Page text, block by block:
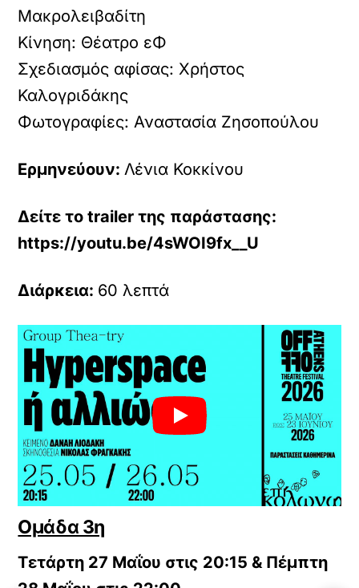
Μακρολειβαδίτη
Κίνηση: Θέατρο εΦ
Σχεδιασμός αφίσας: Χρήστος
Καλογριδάκης
Φωτογραφίες: Αναστασία Ζησοπούλου
Ερμηνεύουν: Λένια Κοκκίνου
Δείτε το trailer της παράστασης:
https://youtu.be/4sWOI9fx__U
Διάρκεια: 60 λεπτά
Ομάδα 3η
Τετάρτη 27 Μαΐου στις 20:15 & Πέμπτη